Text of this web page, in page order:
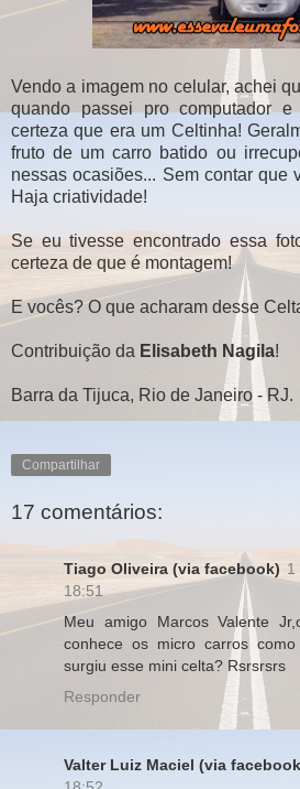
Vendo a imagem no celular, achei
quando passei pro computador
certeza que era um Celtinha!
fruto de um carro batido ou
nessas ocasiões... Sem contar que
Haja criatividade!
Se eu tivesse encontrado essa
certeza de que é montagem!
E vocês? O que acharam desse
Contribuição da Elisabeth Nagila!
Barra da Tijuca, Rio de Janeiro - RJ.
Compartilhar
17 comentários:
Tiago Oliveira (via facebook) 1
18:51
Meu amigo Marcos Valente
conhece os micro carros
surgiu esse mini celta? Rsrsrsrs
Responder
Valter Luiz Maciel (via